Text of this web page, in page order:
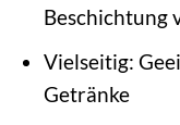
Beschichtung
Vielseitig:
Getränke